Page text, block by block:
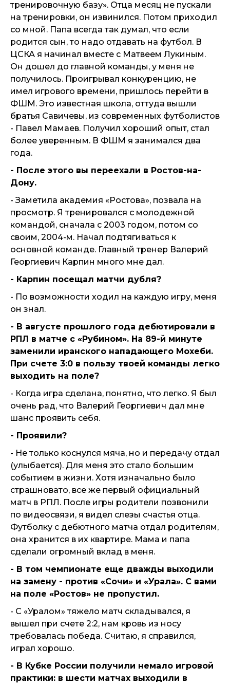
тренировочную базу». Отца месяц не пускали
на тренировки, он извинился. Потом приходил
со мной. Папа всегда так думал, что если
родится сын, то надо отдавать на футбол. В
ЦСКА я начинал вместе с Матвеем Лукиным.
Он дошел до главной команды, у меня не
получилось. Проигрывал конкуренцию, не
имел игрового времени, пришлось перейти в
ФШМ. Это известная школа, оттуда вышли
братья Савичевы, из современных футболистов
- Павел Мамаев. Получил хороший опыт, стал
более уверенным. В ФШМ я занимался два
года.
- После этого вы переехали в Ростов-на-
Дону.
- Заметила академия «Ростова», позвала на
просмотр. Я тренировался с молодежной
командой, сначала с 2003 годом, потом со
своим, 2004-м. Начал подтягиваться к
основной команде. Главный тренер Валерий
Георгиевич Карпин много мне дал.
- Карпин посещал матчи дубля?
- По возможности ходил на каждую игру, меня
он знал.
- В августе прошлого года дебютировали в
РПЛ в матче с «Рубином». На 89-й минуте
заменили иранского нападающего Мохеби.
При счете 3:0 в пользу твоей команды легко
выходить на поле?
- Когда игра сделана, понятно, что легко. Я был
очень рад, что Валерий Георгиевич дал мне
шанс проявить себя.
- Проявили?
- Не только коснулся мяча, но и передачу отдал
(улыбается). Для меня это стало большим
событием в жизни. Хотя изначально было
страшновато, все же первый официальный
матч в РПЛ. После игры родители позвонили
по видеосвязи, я видел слезы счастья отца.
Футболку с дебютного матча отдал родителям,
она хранится в их квартире. Мама и папа
сделали огромный вклад в меня.
- В том чемпионате еще дважды выходили
на замену - против «Сочи» и «Урала». С вами
на поле «Ростов» не пропустил.
- С «Уралом» тяжело матч складывался, я
вышел при счете 2:2, нам кровь из носу
требовалась победа. Считаю, я справился,
играл хорошо.
- В Кубке России получили немало игровой
практики: в шести матчах выходили в